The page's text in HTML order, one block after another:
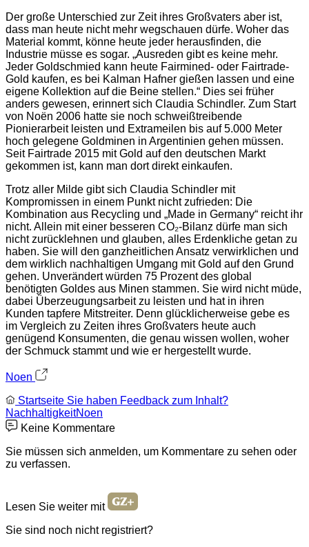
Der große Unterschied zur Zeit ihres Großvaters aber ist,
dass man heute nicht mehr wegschauen dürfe. Woher das
Material kommt, könne heute jeder herausfinden, die
Industrie müsse es sogar. „Ausreden gibt es keine mehr.
Jeder Goldschmied kann heute Fairmined- oder Fairtrade-
Gold kaufen, es bei Kalman Hafner gießen lassen und eine
eigene Kollektion auf die Beine stellen.“ Dies sei früher
anders gewesen, erinnert sich Claudia Schindler. Zum Start
von Noën 2006 hatte sie noch schweißtreibende
Pionierarbeit leisten und Extrameilen bis auf 5.000 Meter
hoch gelegene Goldminen in Argentinien gehen müssen.
Seit Fairtrade 2015 mit Gold auf den deutschen Markt
gekommen ist, kann man dort direkt einkaufen.
Trotz aller Milde gibt sich Claudia Schindler mit
Kompromissen in einem Punkt nicht zufrieden: Die
Kombination aus Recycling und „Made in Germany“ reicht ihr
nicht. Allein mit einer besseren CO₂-Bilanz dürfe man sich
nicht zurücklehnen und glauben, alles Erdenkliche getan zu
haben. Sie will den ganzheitlichen Ansatz verwirklichen und
dem wirklich nachhaltigen Umgang mit Gold auf den Grund
gehen. Unverändert würden 75 Prozent des global
benötigten Goldes aus Minen stammen. Sie wird nicht müde,
dabei Überzeugungsarbeit zu leisten und hat in ihren
Kunden tapfere Mitstreiter. Denn glücklicherweise gebe es
im Vergleich zu Zeiten ihres Großvaters heute auch
genügend Konsumenten, die genau wissen wollen, woher
der Schmuck stammt und wie er hergestellt wurde.
Noen
Startseite Sie haben Feedback zum Inhalt?
NachhaltigkeitNoen
Keine Kommentare
Sie müssen sich anmelden, um Kommentare zu sehen oder
zu verfassen.
Lesen Sie weiter mit
Sie sind noch nicht registriert?